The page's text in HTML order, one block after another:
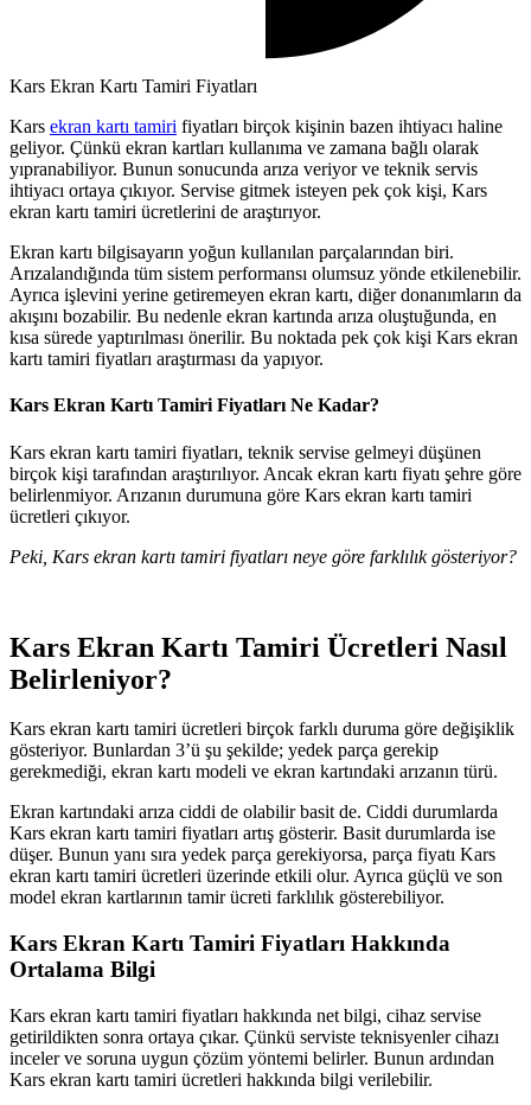
Kars Ekran Kartı Tamiri Fiyatları
Kars ekran kartı tamiri fiyatları birçok kişinin bazen ihtiyacı haline
geliyor. Çünkü ekran kartları kullanıma ve zamana bağlı olarak
yıpranabiliyor. Bunun sonucunda arıza veriyor ve teknik servis
ihtiyacı ortaya çıkıyor. Servise gitmek isteyen pek çok kişi, Kars
ekran kartı tamiri ücretlerini de araştırıyor.
Ekran kartı bilgisayarın yoğun kullanılan parçalarından biri.
Arızalandığında tüm sistem performansı olumsuz yönde etkilenebilir.
Ayrıca işlevini yerine getiremeyen ekran kartı, diğer donanımların da
akışını bozabilir. Bu nedenle ekran kartında arıza oluştuğunda, en
kısa sürede yaptırılması önerilir. Bu noktada pek çok kişi Kars ekran
kartı tamiri fiyatları araştırması da yapıyor.
Kars Ekran Kartı Tamiri Fiyatları Ne Kadar?
Kars ekran kartı tamiri fiyatları, teknik servise gelmeyi düşünen
birçok kişi tarafından araştırılıyor. Ancak ekran kartı fiyatı şehre göre
belirlenmiyor. Arızanın durumuna göre Kars ekran kartı tamiri
ücretleri çıkıyor.
Peki, Kars ekran kartı tamiri fiyatları neye göre farklılık gösteriyor?
Kars Ekran Kartı Tamiri Ücretleri Nasıl
Belirleniyor?
Kars ekran kartı tamiri ücretleri birçok farklı duruma göre değişiklik
gösteriyor. Bunlardan 3’ü şu şekilde; yedek parça gerekip
gerekmediği, ekran kartı modeli ve ekran kartındaki arızanın türü.
Ekran kartındaki arıza ciddi de olabilir basit de. Ciddi durumlarda
Kars ekran kartı tamiri fiyatları artış gösterir. Basit durumlarda ise
düşer. Bunun yanı sıra yedek parça gerekiyorsa, parça fiyatı Kars
ekran kartı tamiri ücretleri üzerinde etkili olur. Ayrıca güçlü ve son
model ekran kartlarının tamir ücreti farklılık gösterebiliyor.
Kars Ekran Kartı Tamiri Fiyatları Hakkında
Ortalama Bilgi
Kars ekran kartı tamiri fiyatları hakkında net bilgi, cihaz servise
getirildikten sonra ortaya çıkar. Çünkü serviste teknisyenler cihazı
inceler ve soruna uygun çözüm yöntemi belirler. Bunun ardından
Kars ekran kartı tamiri ücretleri hakkında bilgi verilebilir.